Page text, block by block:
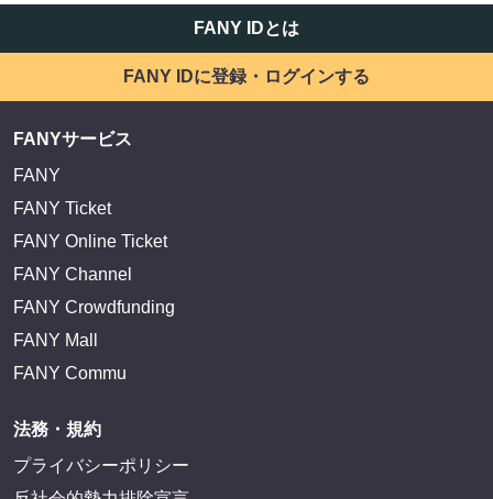
FANY IDとは
FANY IDに登録・ログインする
FANYサービス
FANY
FANY Ticket
FANY Online Ticket
FANY Channel
FANY Crowdfunding
FANY Mall
FANY Commu
法務・規約
プライバシーポリシー